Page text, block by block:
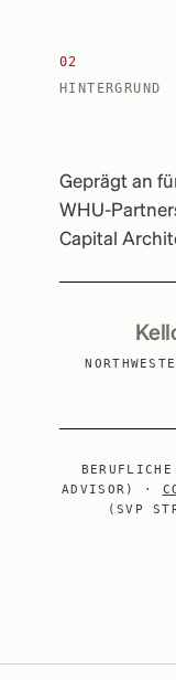
02
HINTERGRUND
Geprägt an
WHU-
Capital
ADVISOR) ·
(SVP